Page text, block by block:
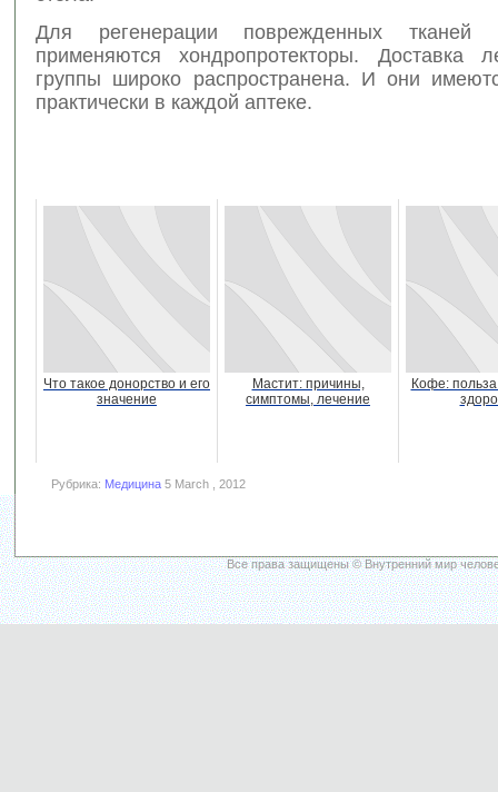
Для регенерации поврежденных тканей
применяются хондропротекторы. Доставка
группы широко распространена. И они
практически в каждой аптеке.
Что такое донорство и его
значение
Мастит: причины,
симптомы, лечение
Кофе:
Рубрика: Медицина 5 March , 2012
Все права защищены © Внутренний мир